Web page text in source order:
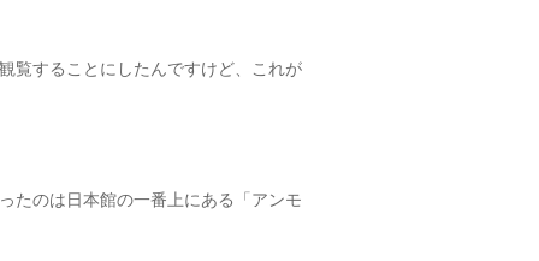
覧することにしたんですけど、これが
たのは日本館の一番上にある「アンモ